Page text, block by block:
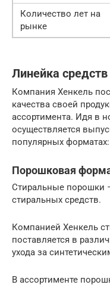
Количество лет на
рынке
Линейка
Компания Хенкель
качества своей
ассортимента. Идя в
осуществляется
популярных
Порошковая
Стиральные порошки
стиральных средств.
Компанией Хенкель
поставляется в
ухода за
В ассортименте